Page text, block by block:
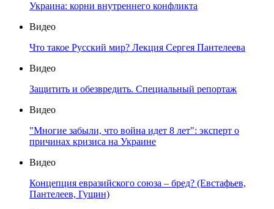
Украина: корни внутреннего конфликта
Видео
Что такое Русский мир? Лекция Сергея Пантелеева
Видео
Защитить и обезвредить. Специальный репортаж
Видео
"Многие забыли, что война идет 8 лет": эксперт о
причинах кризиса на Украине
Видео
Концепция евразийского союза – бред? (Евстафьев,
Пантелеев, Гущин)